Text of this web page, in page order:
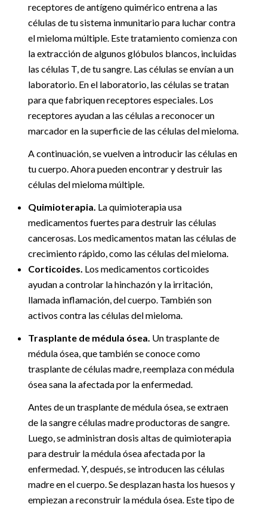
receptores de antígeno quimérico entrena a las
células de tu sistema inmunitario para luchar contra
el mieloma múltiple. Este tratamiento comienza con
la extracción de algunos glóbulos blancos, incluidas
las células T, de tu sangre. Las células se envían a un
laboratorio. En el laboratorio, las células se tratan
para que fabriquen receptores especiales. Los
receptores ayudan a las células a reconocer un
marcador en la superficie de las células del mieloma.
A continuación, se vuelven a introducir las células en
tu cuerpo. Ahora pueden encontrar y destruir las
células del mieloma múltiple.
Quimioterapia. La quimioterapia usa
medicamentos fuertes para destruir las células
cancerosas. Los medicamentos matan las células de
crecimiento rápido, como las células del mieloma.
Corticoides. Los medicamentos corticoides
ayudan a controlar la hinchazón y la irritación,
llamada inflamación, del cuerpo. También son
activos contra las células del mieloma.
Trasplante de médula ósea. Un trasplante de
médula ósea, que también se conoce como
trasplante de células madre, reemplaza con médula
ósea sana la afectada por la enfermedad.
Antes de un trasplante de médula ósea, se extraen
de la sangre células madre productoras de sangre.
Luego, se administran dosis altas de quimioterapia
para destruir la médula ósea afectada por la
enfermedad. Y, después, se introducen las células
madre en el cuerpo. Se desplazan hasta los huesos y
empiezan a reconstruir la médula ósea. Este tipo de